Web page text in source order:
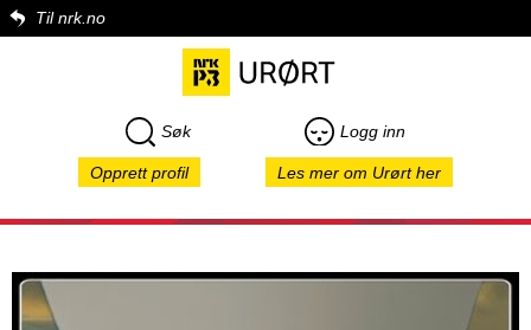
Til nrk.no
Søk Logg inn
Opprett profil Les mer om Urørt her